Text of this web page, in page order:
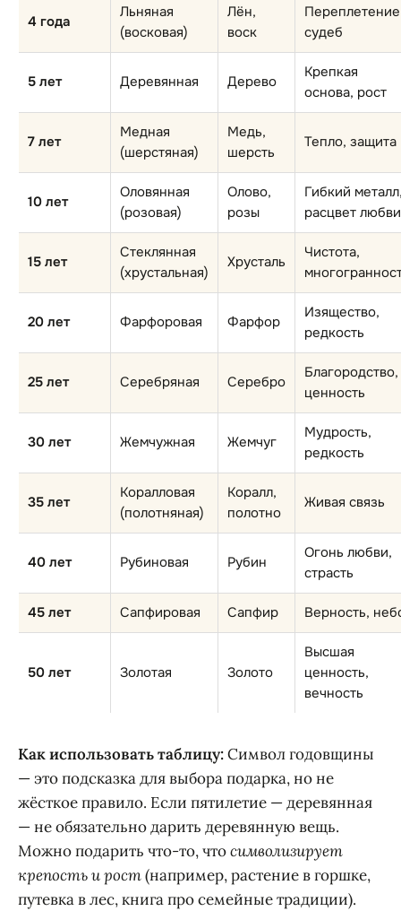
4 года
Льняная
(восковая)
Лён,
воск
Переплетение
судеб
5 лет Деревянная Дерево
Крепкая
основа, рост
7 лет
Медная
(шерстяная)
Медь,
шерсть
Тепло, защита
10 лет
Оловянная
(розовая)
Олово,
розы
Гибкий
расцвет любви
15 лет
Стеклянная
(хрустальная)
Хрусталь
Чистота,
20 лет Фарфоровая Фарфор
Изящество,
редкость
25 лет Серебряная Серебро
Благородство,
ценность
30 лет Жемчужная Жемчуг
Мудрость,
редкость
35 лет
Коралловая
(полотняная)
Коралл,
полотно
Живая связь
40 лет Рубиновая Рубин
Огонь любви,
страсть
45 лет Сапфировая Сапфир Верность,
50 лет Золотая Золото
Высшая
ценность,
вечность
Как использовать таблицу:Символ годовщины
— это подсказка для выбора подарка, но не
жёсткое правило. Если пятилетие — деревянная
— не обязательно дарить деревянную вещь.
Можно подарить что-то, чтосимволизирует
крепость и рост(например, растение в горшке,
путевка в лес, книга про семейные традиции).